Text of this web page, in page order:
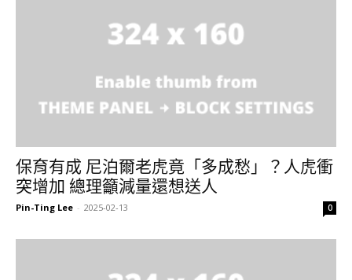
保育有成 尼泊爾老虎竟「多成愁」？人虎衝
突增加 總理籲減量還想送人
Pin-Ting Lee - 2025-02-13 0